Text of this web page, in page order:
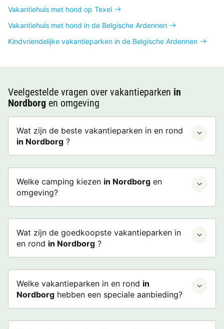
Vakantiehuis met hond op Texel
Vakantiehuis met hond in de Belgische Ardennen
Kindvriendelijke vakantieparken in de Belgische Ardennen
Veelgestelde vragen over vakantieparken in
Nordborg en omgeving
Wat zijn de beste vakantieparken in en rond
in Nordborg ?
Welke camping kiezen in Nordborg en
omgeving?
Wat zijn de goedkoopste vakantieparken in
en rond in Nordborg ?
Welke vakantieparken in en rond in
Nordborg hebben een speciale aanbieding?